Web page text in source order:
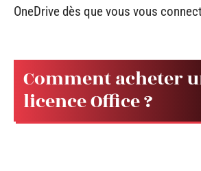
OneDrive dès que vous vous
Comment acheter
licence Office ?